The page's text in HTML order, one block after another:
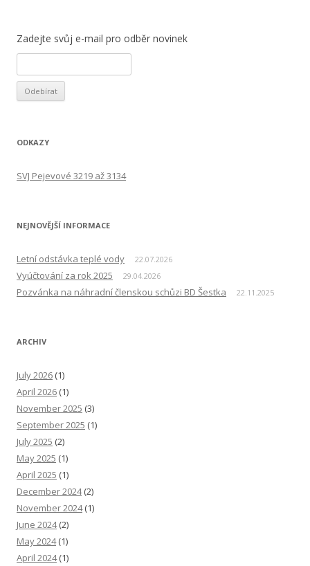
Zadejte svůj e-mail pro odběr novinek
ODKAZY
SVJ Pejevové 3219 až 3134
NEJNOVĚJŠÍ INFORMACE
Letní odstávka teplé vody 22.07.2026
Vyúčtování za rok 2025 29.04.2026
Pozvánka na náhradní členskou schůzi BD Šestka 22.11.2025
ARCHIV
July 2026 (1)
April 2026 (1)
November 2025 (3)
September 2025 (1)
July 2025 (2)
May 2025 (1)
April 2025 (1)
December 2024(2)
November 2024(1)
June 2024(2)
May 2024(1)
April 2024(1)